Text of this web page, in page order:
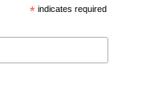
* indicates required